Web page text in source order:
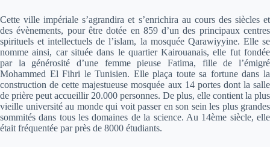
Cette ville impériale s’agrandira et s’enrichira au cours des siècles et
des évènements, pour être dotée en 859 d’un des principaux centres
spirituels et intellectuels de l’islam, la mosquée Qarawiyyine. Elle se
nomme ainsi, car située dans le quartier Kairouanais, elle fut fondée
par la générosité d’une femme pieuse Fatima, fille de l’émigré
Mohammed El Fihri le Tunisien. Elle plaça toute sa fortune dans la
construction de cette majestueuse mosquée aux 14 portes dont la salle
de prière peut accueillir 20.000 personnes. De plus, elle contient la plus
vieille université au monde qui voit passer en son sein les plus grandes
sommités dans tous les domaines de la science. Au 14ème siècle, elle
était fréquentée par près de 8000 étudiants.